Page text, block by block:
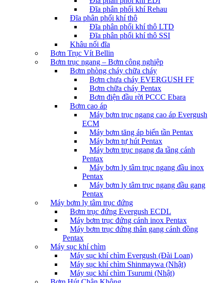
Đĩa phân phối khí Rehau
Đĩa phân phối khí thô
Đĩa phân phối khí thô LTD
Đĩa phân phối khí thô SSI
Khâu nối đĩa
Bơm Trục Vít Bellin
Bơm trục ngang – Bơm công nghiệp
Bơm phòng cháy chữa cháy
Bơm chưa cháy EVERGUSH FF
Bơm chữa cháy Pentax
Bơm điện đầu rời PCCC Ebara
Bơm cao áp
Máy bơm trục ngang cao áp Evergush
ECM
Máy bơm tăng áp biến tần Pentax
Máy bơm tự hút Pentax
Máy bơm trục ngang đa tầng cánh
Pentax
Máy bơm ly tâm trục ngang đầu inox
Pentax
Máy bơm ly tâm trục ngang đầu gang
Pentax
Máy bơm ly tâm trục đứng
Bơm trục đứng Evergush ECDL
Máy bơm trục đứng cánh inox Pentax
Máy bơm trục đứng thân gang cánh đồng
Pentax
Máy sục khí chìm
Máy sục khí chìm Evergush (Đài Loan)
Máy sục khí chìm Shinmaywa (Nhật)
Máy sục khí chìm Tsurumi (Nhật)